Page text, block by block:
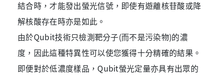
結合時，才能發出螢光信號，即使有遊離核苷酸或降
解核酸存在時亦是如此。
由於Qubit技術只檢測靶分子(而不是污染物)的濃
度，因此這種特異性可以使您獲得十分精確的結果。
即便對於低濃度樣品，Qubit螢光定量亦具有出眾的